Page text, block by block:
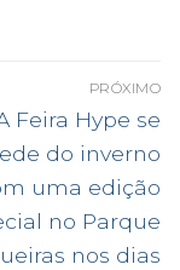
PRÓXIMO
Feira Hype se
do inverno
uma edição
no Parque
nos dias